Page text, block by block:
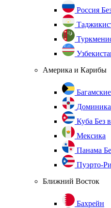
Россия
Америка и Карибы
Куба Без
Мексика
Панама
Пуэрто-
Ближний Восток
Бахрейн